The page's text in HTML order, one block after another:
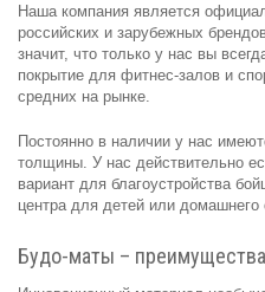
Наша компания является
российских и зарубежных
значит, что только у нас вы
покрытие для фитнес-залов и
средних на рынке.
Постоянно в наличии у нас
толщины. У нас действительно
вариант для благоустройства
центра для детей или домашнего
Будо-маты – преимущества